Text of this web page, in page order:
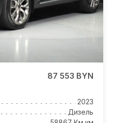
87 553 BYN
2023
Дизель